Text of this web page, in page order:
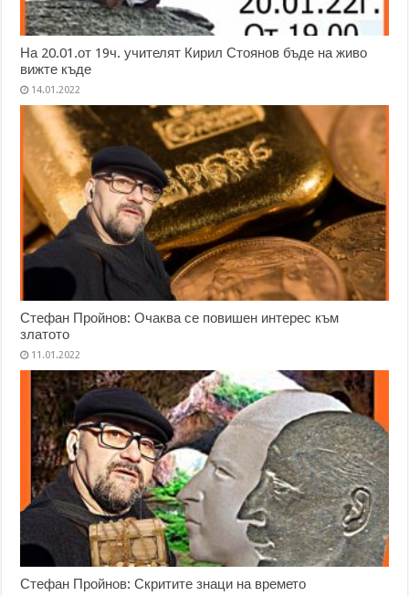
На 20.01.от 19ч. учителят Кирил Стоянов бъде на живо
вижте къде
14.01.2022
Стефан Пройнов: Очаква се повишен интерес към
златото
11.01.2022
Стефан Пройнов: Скритите знаци на времето